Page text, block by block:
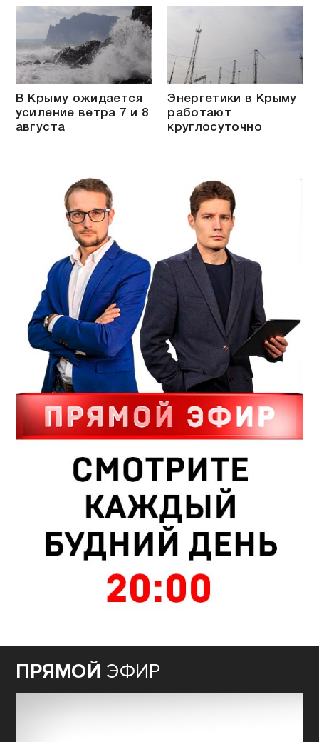
В Крыму ожидается
усиление ветра 7 и 8
августа
Энергетики в Крыму
работают
круглосуточно
ПРЯМОЙ ЭФИР